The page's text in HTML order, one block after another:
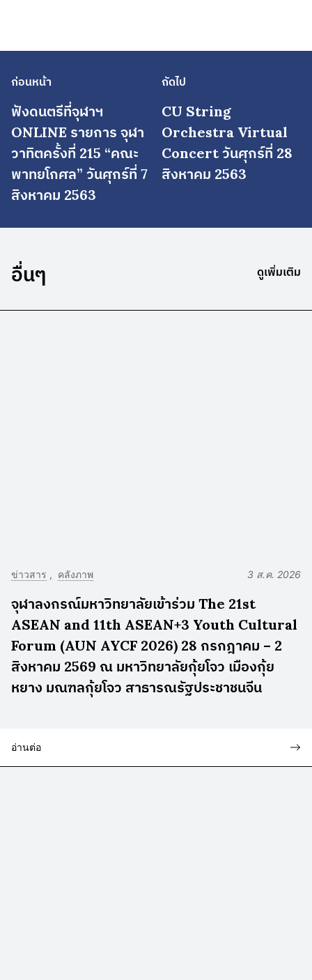
ก่อนหน้า
ฟังดนตรีที่จุฬาฯ
ONLINE รายการ จุฬา
วาทิตครั้งที่ 215 “คณะ
พาทยโกศล” วันศุกร์ที่ 7
สิงหาคม 2563
ถัดไป
CU String
Orchestra Virtual
Concert วันศุกร์ที่ 28
สิงหาคม 2563
อื่นๆ ดูเพิ่มเติม
ข่าวสาร คลังภาพ 3 ส.ค. 2026
จุฬาลงกรณ์มหาวิทยาลัยเข้าร่วม The 21st
ASEAN and 11th ASEAN+3 Youth Cultural
Forum (AUN AYCF 2026) 28 กรกฎาคม – 2
สิงหาคม 2569 ณ มหาวิทยาลัยกุ้ยโจว เมืองกุ้ย
หยาง มณฑลกุ้ยโจว สาธารณรัฐประชาชนจีน
อ่านต่อ